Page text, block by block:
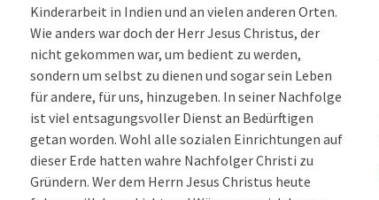
Kinderarbeit in Indien und an vielen anderen Orten.
Wie anders war doch der Herr Jesus Christus, der
nicht gekommen war, um bedient zu werden,
sondern um selbst zu dienen und sogar sein Leben
für andere, für uns, hinzugeben. In seiner Nachfolge
ist viel entsagungsvoller Dienst an Bedürftigen
getan worden. Wohl alle sozialen Einrichtungen auf
dieser Erde hatten wahre Nachfolger Christi zu
Gründern. Wer dem Herrn Jesus Christus heute